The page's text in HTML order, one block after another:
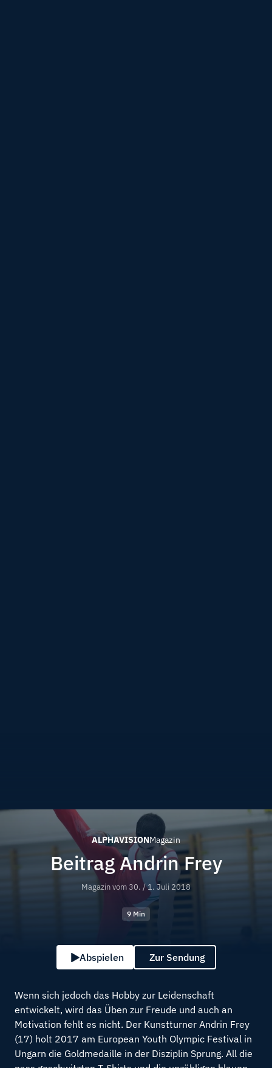
ALPHAVISIONMagazin
Beitrag Andrin Frey
Magazin vom30. / 1. Juli 2018
9 Min
Abspielen Zur Sendung
Wenn sich jedoch das Hobby zur Leidenschaft
entwickelt, wird das Üben zur Freude und auch an
Motivation fehlt es nicht. Der Kunstturner Andrin Frey
(17) holt 2017 am European Youth Olympic Festival in
Ungarn die Goldmedaille in der Disziplin Sprung. All die